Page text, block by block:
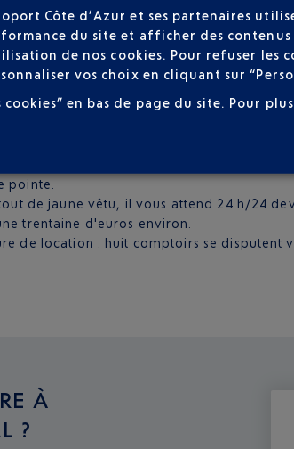
À MADÈRE
escale Nice-Madère atterrit sur le tarmac
de kilomètres de Funchal, la capitale
où qu'il se trouve dans l'île, si celui-ci ne
seulement l'Aérobus gagne le centre
de l'île. Comptez une quarantaine de
pointe.
de jaune vêtu, il vous attend 24 h/24
trentaine d'euros environ.
de location : huit comptoirs se disputent
À
?
Côte d’Azur et ses partenaires
du site et afficher des
de nos cookies. Pour refuser les
vos choix en cliquant sur
cookies” en bas de page du site. Pour